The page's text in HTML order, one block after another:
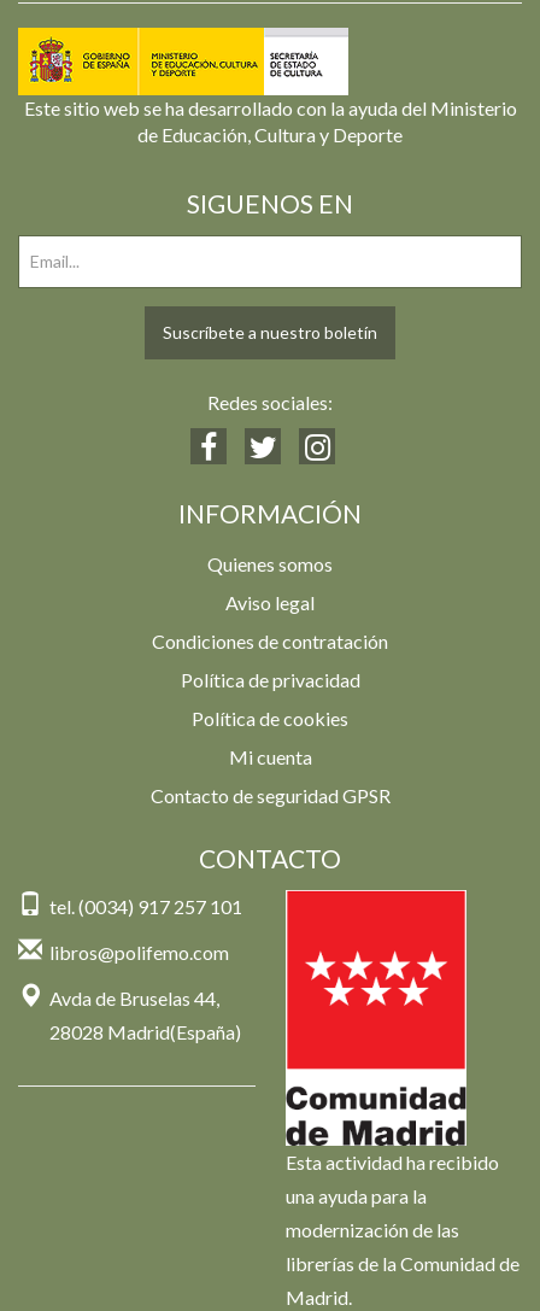
Este sitio web se ha desarrollado con la ayuda del Ministerio
de Educación, Cultura y Deporte
SIGUENOS EN
Suscríbete a nuestro boletín
Redes sociales:
INFORMACIÓN
Quienes somos
Aviso legal
Condiciones de contratación
Política de privacidad
Política de cookies
Mi cuenta
Contacto de seguridad GPSR
CONTACTO
tel. (0034) 917 257 101
libros@polifemo.com
Avda de Bruselas 44,
28028 Madrid(España)
Esta actividad ha recibido
una ayuda para la
modernización de las
librerías de la Comunidad de
Madrid.